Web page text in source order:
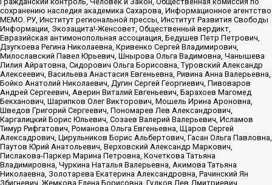
сохранению наследия академика Сахарова, Информационное агентство
МЕМО. РУ, Институт региональной прессы, Институт Развития Свободы
Информации, Экозащита!-Женсовет, Общественный вердикт,
Евразийская антимонопольная ассоциация, Бедушев Петр Петрович,
Дзугкоева Регина Николаевна, Кривенко Сергей Владимирович,
Милославский Павел Юрьевич, Шнырова Ольга Вадимовна, Чанышева
Лилия Айратовна, Сидорович Ольга Борисовна, Туровский Александр
Алексеевич, Васильева Анастасия Евгеньевна, Ривина Анна Валерьевна,
Бойко Анатолий Николаевич, Дугин Сергей Георгиевич, Пивоваров
Андрей Сергеевич, Аверин Виталий Евгеньевич, Барахоев Магомед
Бекханович, Шарипков Олег Викторович, Мошель Ирина Ароновна,
Шведов Григорий Сергеевич, Пономарев Лев Александрович,
Каргалицкий Борис Юльевич, Созаев Валерий Валерьевич, Исламов
Тимур Рифгатович, Романова Ольга Евгеньевна, Щаров Сергей
Алексадрович, Цирульников Борис Альбертович, Гасан Ольга Павловна,
Паутов Юрий Анатольевич, Верховский Александр Маркович,
Пислакова-Паркер Марина Петровна, Кочеткова Татьяна
Владимировна, Чуркина Наталья Валерьевна, Акимова Татьяна
Николаевна, Золотарева Екатерина Александровна, Рачинский Ян
Збигневич, Жемкова Елена Борисовна, Гудков Лев Дмитриевич,